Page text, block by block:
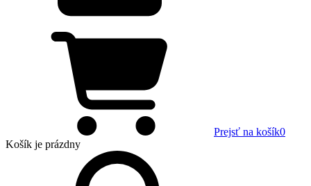
Prejsť na košík0
Košík je prázdny